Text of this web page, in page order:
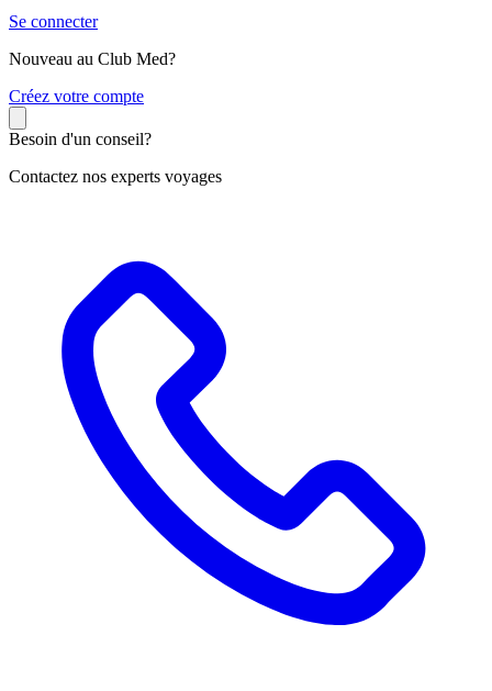
Se connecter
Nouveau au Club Med?
Créez votre compte
Besoin d'un conseil?
Contactez nos experts voyages